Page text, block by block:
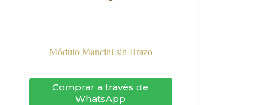
Módulo Mancini sin Brazo
Comprar a través de
WhatsApp